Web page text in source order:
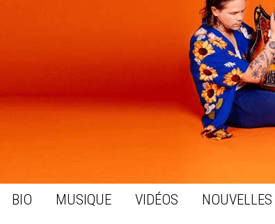
BIO MUSIQUE VIDÉOS NOUVELLES